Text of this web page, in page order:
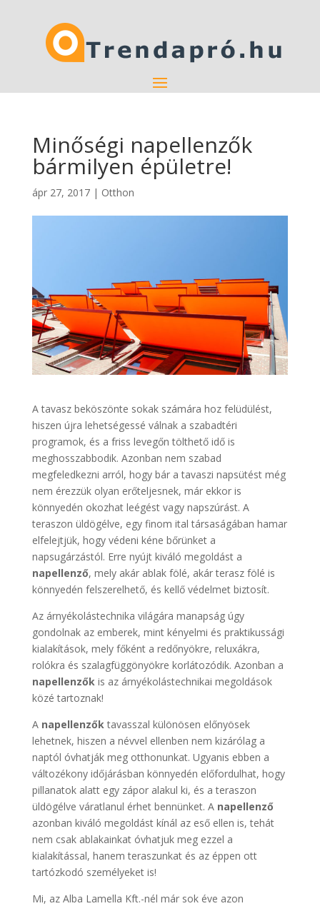
Minőségi napellenzők
bármilyen épületre!
ápr 27, 2017| Otthon
A tavasz beköszönte sokak számára hoz felüdülést,
hiszen újra lehetségessé válnak a szabadtéri
programok, és a friss levegőn tölthető idő is
meghosszabbodik. Azonban nem szabad
megfeledkezni arról, hogy bár a tavaszi napsütést még
nem érezzük olyan erőteljesnek, már ekkor is
könnyedén okozhat leégést vagy napszúrást. A
teraszon üldögélve, egy finom ital társaságában hamar
elfelejtjük, hogy védeni kéne bőrünket a
napsugárzástól. Erre nyújt kiváló megoldást a
napellenző, mely akár ablak fölé, akár terasz fölé is
könnyedén felszerelhető, és kellő védelmet biztosít.
Az árnyékolástechnika világára manapság úgy
gondolnak az emberek, mint kényelmi és praktikussági
kialakítások, mely főként a redőnyökre, reluxákra,
rolókra és szalagfüggönyökre korlátozódik. Azonban a
napellenzőkis az árnyékolástechnikai megoldások
közé tartoznak!
A napellenzőktavasszal különösen előnyösek
lehetnek, hiszen a névvel ellenben nem kizárólag a
naptól óvhatják meg otthonunkat. Ugyanis ebben a
változékony időjárásban könnyedén előfordulhat, hogy
pillanatok alatt egy zápor alakul ki, és a teraszon
üldögélve váratlanul érhet bennünket. A napellenző
azonban kiváló megoldást kínál az eső ellen is, tehát
nem csak ablakainkat óvhatjuk meg ezzel a
kialakítással, hanem teraszunkat és az éppen ott
tartózkodó személyeket is!
Mi, az Alba Lamella Kft.-nél már sok éve azon